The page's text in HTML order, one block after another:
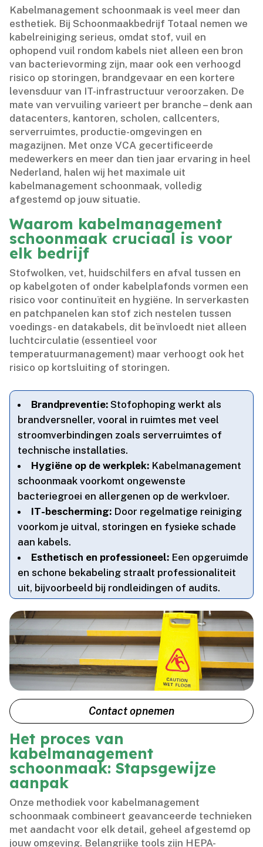
Kabelmanagement schoonmaak is veel meer dan
esthetiek.​ Bij Schoonmaakbedrijf Totaal nemen we
kabelreiniging serieus, omdat stof, vuil en
ophopend vuil rondom kabels niet alleen een bron
van bacterievorming zijn, maar ook een verhoogd
risico op storingen, brandgevaar en een kortere
levensduur van IT-infrastructuur veroorzaken.​ De
mate van vervuiling varieert per branche – denk aan
datacenters, kantoren, scholen, callcenters,
serverruimtes, productie-omgevingen en
magazijnen.​ Met onze VCA gecertificeerde
medewerkers en meer dan tien jaar ervaring in heel
Nederland, halen wij het maximale uit
kabelmanagement schoonmaak, volledig
afgestemd op jouw situatie.​
Waarom kabelmanagement
schoonmaak cruciaal is voor
elk bedrijf
Stofwolken, vet, huidschilfers en afval tussen en
op kabelgoten of onder kabelplafonds vormen een
risico voor continuïteit en hygiëne.​ In serverkasten
en patchpanelen kan stof zich nestelen tussen
voedings- en datakabels, dit beïnvloedt niet alleen
luchtcirculatie (essentieel voor
temperatuurmanagement) maar verhoogt ook het
risico op kortsluiting of storingen.​
Brandpreventie: Stofophoping werkt als
brandversneller, vooral in ruimtes met veel
stroomverbindingen zoals serverruimtes of
technische installaties.​
Hygiëne op de werkplek: Kabelmanagement
schoonmaak voorkomt ongewenste
bacteriegroei en allergenen op de werkvloer.​
IT-bescherming: Door regelmatige reiniging
voorkom je uitval, storingen en fysieke schade
aan kabels.​
Esthetisch en professioneel: Een opgeruimde
en schone bekabeling straalt professionaliteit
uit, bijvoorbeeld bij rondleidingen of audits.​
Contact opnemen
Het proces van
kabelmanagement
schoonmaak: Stapsgewijze
aanpak
Onze methodiek voor kabelmanagement
schoonmaak combineert geavanceerde technieken
met aandacht voor elk detail, geheel afgestemd op
jouw omgeving.​ Belangrijke tools zijn HEPA-